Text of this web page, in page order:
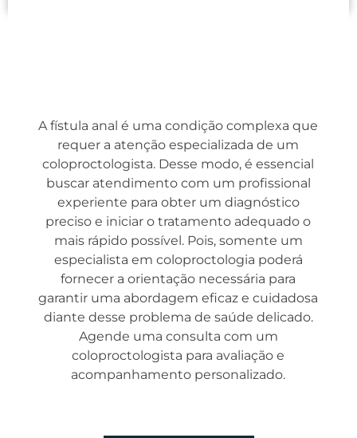
A fístula anal é uma condição complexa que
requer a atenção especializada de um
coloproctologista. Desse modo, é essencial
buscar atendimento com um profissional
experiente para obter um diagnóstico
preciso e iniciar o tratamento adequado o
mais rápido possível. Pois, somente um
especialista em coloproctologia poderá
fornecer a orientação necessária para
garantir uma abordagem eficaz e cuidadosa
diante desse problema de saúde delicado.
Agende uma consulta com um
coloproctologista para avaliação e
acompanhamento personalizado.